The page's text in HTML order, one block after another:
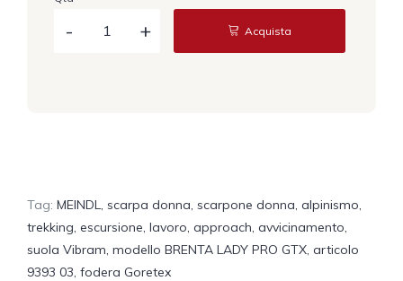
Acquista
Tag: MEINDL, scarpa donna, scarpone donna, alpinismo,
trekking, escursione, lavoro, approach, avvicinamento,
suola Vibram, modello BRENTA LADY PRO GTX, articolo
9393 03, fodera Goretex